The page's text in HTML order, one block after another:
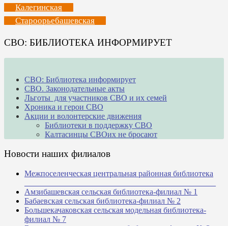
Калегинская
Староорьебашевская
СВО: БИБЛИОТЕКА ИНФОРМИРУЕТ
СВО: Библиотека информирует
СВО. Законодательные акты
Льготы для участников СВО и их семей
Хроника и герои СВО
Акции и волонтерские движения
Библиотеки в поддержку СВО
Калтасинцы СВОих не бросают
Новости наших филиалов
Межпоселенческая центральная районная библиотека
Амзибашевская сельская библиотека-филиал № 1
Бабаевская сельская библиотека-филиал № 2
Большекачаковская сельская модельная библиотека-
филиал № 7